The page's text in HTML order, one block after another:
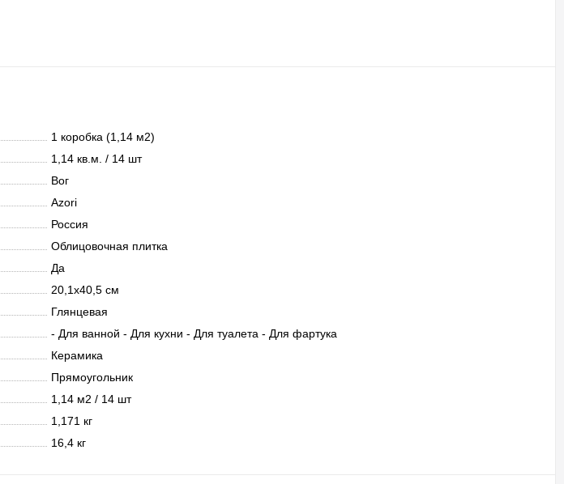
1 коробка (1,14 м2)
1,14 кв.м. / 14 шт
Вог
Azori
Россия
Облицовочная плитка
Да
20,1х40,5 см
Глянцевая
- Для ванной - Для кухни - Для туалета - Для фартука
Керамика
Прямоугольник
1,14 м2 / 14 шт
1,171 кг
16,4 кг